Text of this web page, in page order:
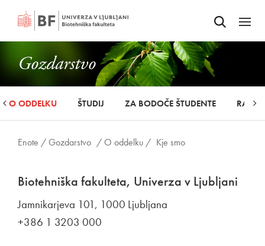
Odpri iskalnik
Odpri
Gozdarstvo
O ODDELKU ŠTUDIJ ZA BODOČE ŠTUDENTE
Enote /Gozdarstvo / O oddelku / Kje smo
Biotehniška fakulteta, Univerza v Ljubljani
Jamnikarjeva 101, 1000 Ljubljana
+386 1 3203 000